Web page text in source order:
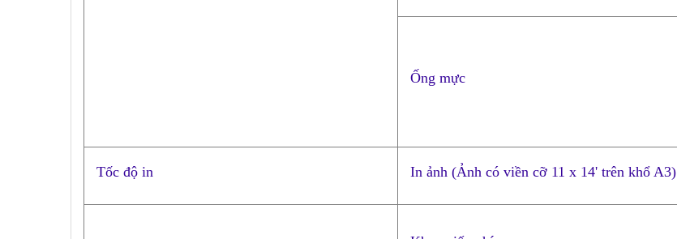
Ống mực
Tốc độ in In ảnh (Ảnh có viền cỡ 11 x 14' trên khổ A3)